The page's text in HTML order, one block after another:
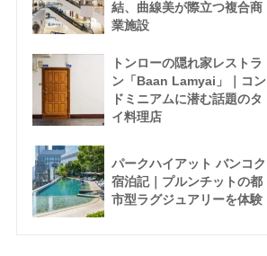
結、曲線美が際立つ複合商
業施設
トンローの隠れ家レストラ
ン「Baan Lamyai」｜コン
ドミニアムに潜む話題のタ
イ料理店
パークハイアット バンコク
宿泊記｜プルンチットの都
市型ラグジュアリーを体験